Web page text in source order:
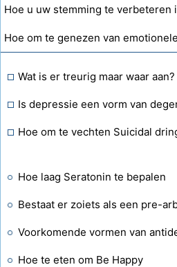
Hoe u uw stemming te verbeteren
Hoe om te genezen van
Wat is er treurig maar waar aan?
Is depressie een vorm van
Hoe om te vechten Suicidal
Hoe laag Seratonin te bepalen
Bestaat er zoiets als een pre-
Voorkomende vormen van
Hoe te eten om Be Happy